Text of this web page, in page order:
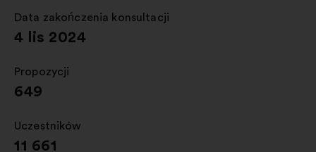
zakładce
Data zakończenia konsultacji
:
4 lis 2024
Propozycji
:
649
Uczestników
:
11 661